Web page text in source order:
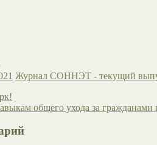
Журнал СОННЭТ - текущий
общего ухода за